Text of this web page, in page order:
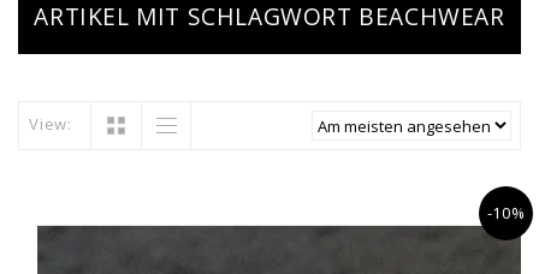
ARTIKEL MIT SCHLAGWORT BEACHWEAR
View:
-10%